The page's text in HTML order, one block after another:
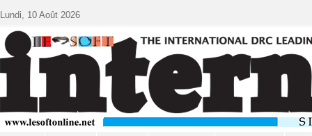
Lundi, 10 Août 2026